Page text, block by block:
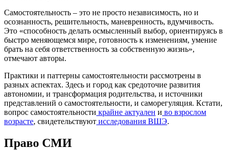
Самостоятельность – это не просто независимость, но и
осознанность, решительность, маневренность, вдумчивость.
Это «способность делать осмысленный выбор, ориентируясь в
быстро меняющемся мире, готовность к изменениям, умение
брать на себя ответственность за собственную жизнь»,
отмечают авторы.
Практики и паттерны самостоятельности рассмотрены в
разных аспектах. Здесь и город как средоточие развития
автономии, и трансформация родительства, и источники
представлений о самостоятельности, и саморегуляция. Кстати,
вопрос самостоятельности крайне актуален и во взрослом
возрасте, свидетельствуют исследования ВШЭ.
Право СМИ